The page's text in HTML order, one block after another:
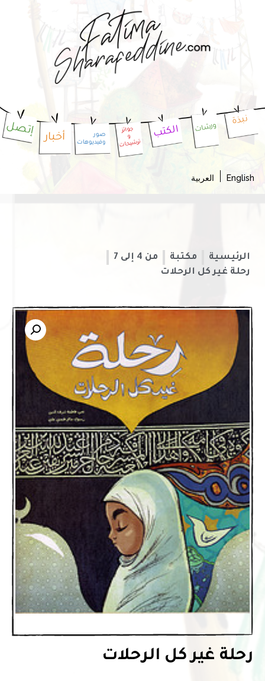
إتصل
أخبار صور
وفيديوهات ترشيحات
الكتب ورشات
نبذة
العربية
الرئيسية مكتبة
من 4 إلى 7
رحلة غير كل الرحلات
رحلة غير كل الرحلات